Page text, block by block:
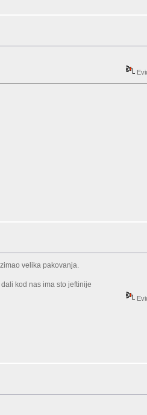
velika pakovanja.
kod nas ima sto jeftinije